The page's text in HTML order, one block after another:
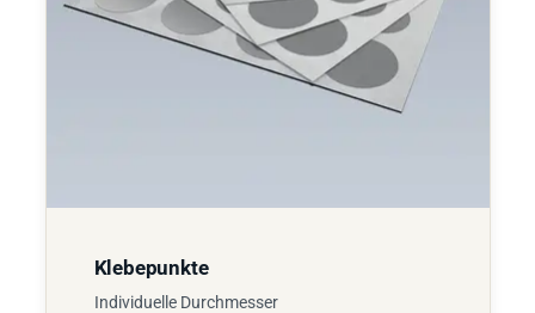
Klebepunkte
Individuelle Durchmesser